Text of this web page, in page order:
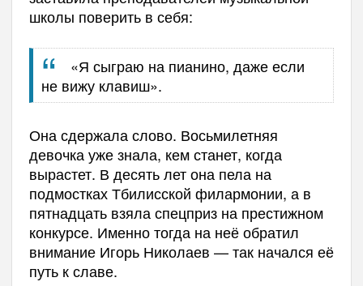
школы поверить в себя:
«Я сыграю на пианино, даже если
не вижу клавиш».
Она сдержала слово. Восьмилетняя
девочка уже знала, кем станет, когда
вырастет. В десять лет она пела на
подмостках Тбилисской филармонии, а в
пятнадцать взяла спецприз на престижном
конкурсе. Именно тогда на неё обратил
внимание Игорь Николаев — так начался её
путь к славе.